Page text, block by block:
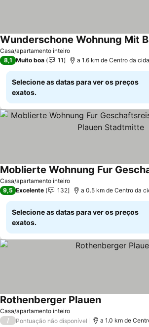
Casa/apartamento inteiro
Wunderschone Wohnung Mit
8,1 Muito boa 11 a 1.6 km de Centro da
Selecione as datas para ver os preços
exatos.
Casa/apartamento inteiro
Ver preços
9,5 Excelente 132 a 0.5 km de Centro da
Selecione as datas para ver os preços
exatos.
Casa/apartamento inteiro
Rothenberger PlauenVer preços
/ Pontuação não disponível a 1.0 km de